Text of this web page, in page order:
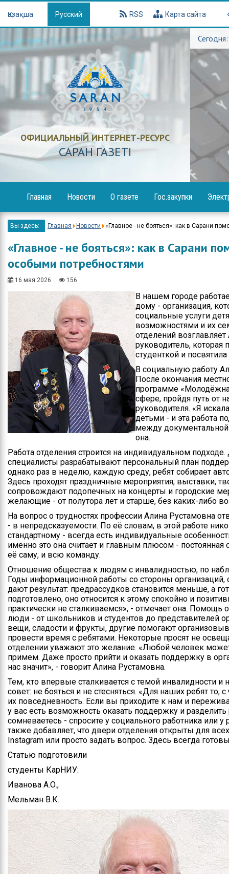
Қазақша Русский RSS Карта сайта
ОФИЦИАЛЬНЫЙ ИНТЕРНЕТ-РЕСУРС
САРАН ГАЗЕТI
Главная
Новости
Образование
Спорт
Экономика
Здравоохранение
Неотложка
В городском акимате
В городском
маслихате
Культура
Ими гордится город
Школьные будни
О газете
Гос.закупки
Объявления
Годовые планы
Вы здесь: Главная Новости «Главное - не бояться»: как в Сарани
«Главное - не бояться»: как в Сарани
особыми потребностями
16 мая 2026 156
В нашем городе
дому - организация,
социальные услуги
возможностями и их
отделений
руководитель,
студенткой и
В социальную работу
После окончания
программе
сфере, пройдя путь от
руководителя. «Я
детьми - и эта работа
между
она.
Работа отделения строится на индивидуальном
специалисты разрабатывают персональный план
однако раз в неделю, каждую среду, ребят собирает
Здесь проходят праздничные мероприятия, выставки,
сопровождают подопечных на концерты и городские
желающие - от полутора лет и старше, без каких-либо
На вопрос о трудностях профессии Алина Рустамовна
- в непредсказуемости. По её словам, в этой работе
стандартному - всегда есть индивидуальные
именно это она считает и главным плюсом - постоянная
её саму, и всю команду.
Отношение общества к людям с инвалидностью, по
Годы информационной работы со стороны
дают результат: предрассудков становится меньше, а
подготовлено, оно относится к этому спокойно и
практически не сталкиваемся», - отмечает она.
люди - от школьников и студентов до представителей
вещи, сладости и фрукты, другие помогают
провести время с ребятами. Некоторые просят не
отделении уважают это желание. «Любой человек
примем. Даже просто прийти и оказать поддержку в
нас значит», - говорит Алина Рустамовна.
Тем, кто впервые сталкивается с темой инвалидности и
совет: не бояться и не стесняться. «Для наших ребят
их повседневность. Если вы приходите к нам и
у вас есть возможность оказать поддержку и
сомневаетесь - спросите у социального работника или
также добавляет, что двери отделения открыты для
Instagram или просто задать вопрос. Здесь всегда
Статью подготовили
студенты КарНИУ:
Иванова А.О.,
Мельман В.К.